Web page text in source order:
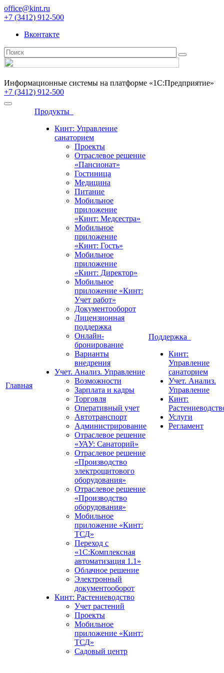
office@kint.ru
+7 (3412) 912-500
Вконтакте
Информационные системы на платформе «1С:Предприятие»
+7 (3412) 912-500
Главная
Продукты
Кинт: Управление
санаторием
Проекты
Отраслевое решение
«Пансионат»
Гостиница
Медицина
Питание
Мобильное
приложение
«Кинт: Медсестра»
Мобильное
приложение
«Кинт: Гость»
Мобильное
приложение
«Кинт: Директор»
Мобильное
приложение «Кинт:
Учет работ»
Документооборот
Лицензионная
поддержка
Онлайн-
бронирование
Варианты
внедрения
Учет. Анализ. Управление
Возможности
Зарплата и кадры
Торговля
Оперативный учет
Автотранспорт
Администрирование
Отраслевое решение
«УАУ: Санаторий»
Отраслевое решение
«Производство
электрощитового
оборудования»
Отраслевое решение
«Производство
оборудования»
Мобильное
приложение «Кинт:
ТСД»
Переход с
«1С:Комплексная
автоматизация 1.1»
Облачное решение
Электронный
документооборот
Кинт: Растениеводство
Учет растений
Проекты
Мобильное
приложение «Кинт:
ТСД»
Садовый центр
Поддержка
Кинт:
Управление
санаторием
Учет. Анализ.
Управление
Кинт:
Услуги
Регламент